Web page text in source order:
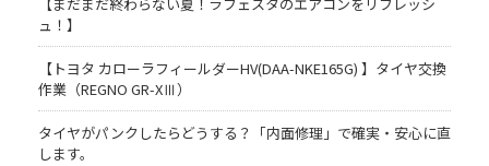
【まだまだ終わらない夏！ラフェスタのエアコンをリフレッシ
ュ！】
【トヨタ カローラフィールダーHV(DAA-NKE165G) 】タイヤ交換
作業（REGNO GR-XⅢ）
タイヤがパンクしたらどうする？「内面修理」で確実・安心に直
します。